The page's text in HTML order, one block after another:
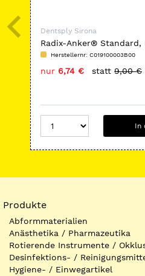
Dentsply Sirona
Radix-Anker® Standard,
Herstellernr: C019100003B00
nur 6,74 € statt 9,00 €
In
Produkte
Abformmaterialien
Anästhetika / Pharmazeutika
Rotierende Instrumente /
Desinfektions- /
Hygiene- / Einwegartikel